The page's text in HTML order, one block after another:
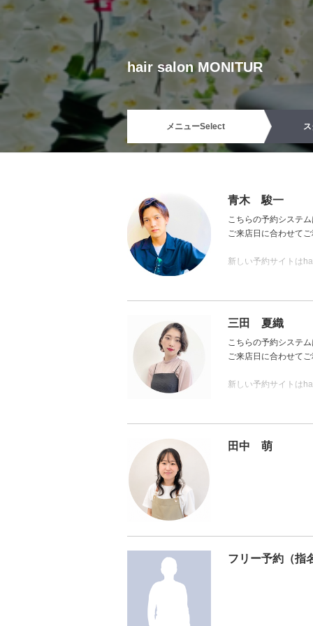
hair salon MONITUR
メニューSelect
青木 駿一
こちらの予約システ
ご来店日に合わせてご
新しい予約サイトは
ヘアカラーでのトラ
を安心して楽しんで
供しております。
三田 夏織
こちらの予約システ
ご来店日に合わせてご
新しい予約サイトは
幅広い世代の髪悩み
ります。
⭐︎ママ美容師だから
※お子さまのご予約は
田中 萌
フリー予約（指